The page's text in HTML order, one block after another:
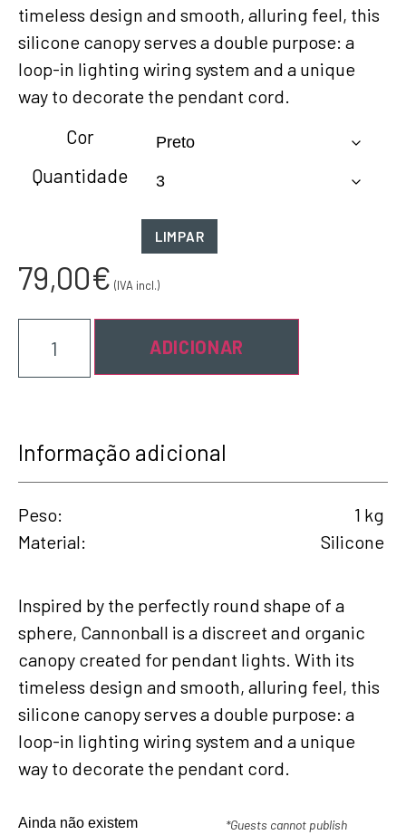
timeless design and smooth, alluring feel, this
silicone canopy serves a double purpose: a
loop-in lighting wiring system and a unique
way to decorate the pendant cord.
Cor
Quantidade
LIMPAR
79,00€ (IVA incl.)
ADICIONAR
Informação adicional
Peso
1 kg
Material
Silicone
Inspired by the perfectly round shape of a
sphere, Cannonball is a discreet and organic
canopy created for pendant lights. With its
timeless design and smooth, alluring feel, this
silicone canopy serves a double purpose: a
loop-in lighting wiring system and a unique
way to decorate the pendant cord.
Ainda não existem
*Guests cannot publish